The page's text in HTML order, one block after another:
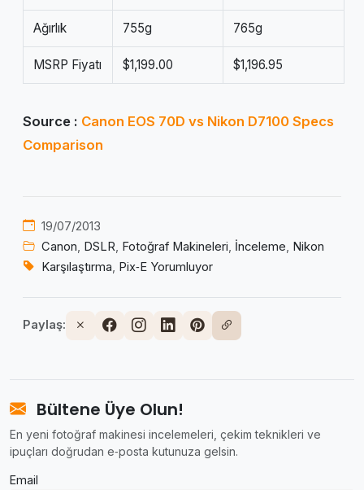
Ağırlık 755g 765g
MSRP Fiyatı $1,199.00 $1,196.95
Source : Canon EOS 70D vs Nikon D7100 Specs
Comparison
19/07/2013
Canon, DSLR, Fotoğraf Makineleri, İnceleme, Nikon
Karşılaştırma, Pix‑E Yorumluyor
Paylaş:
Bültene Üye Olun!
En yeni fotoğraf makinesi incelemeleri, çekim teknikleri ve
ipuçları doğrudan e‑posta kutunuza gelsin.
Email